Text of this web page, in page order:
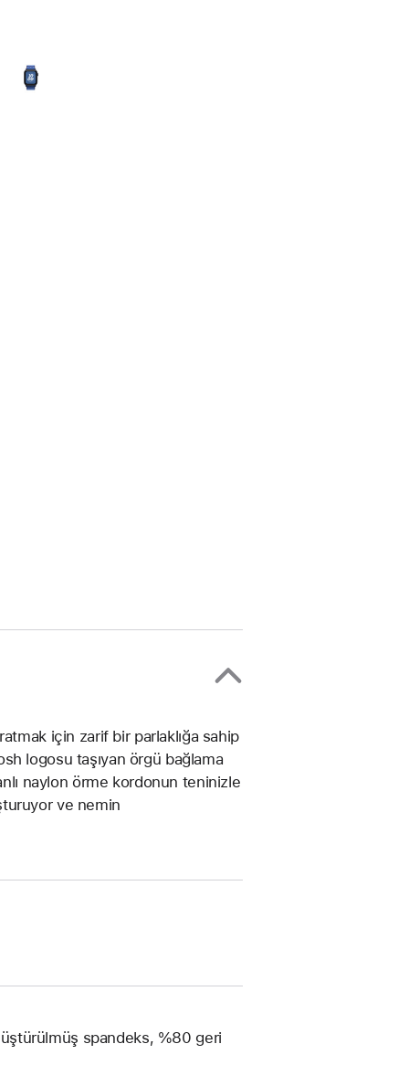
için zarif bir parlaklığa sahip
logosu taşıyan örgü bağlama
naylon örme kordonun teninizle
ve nemin
spandeks, %80 geri